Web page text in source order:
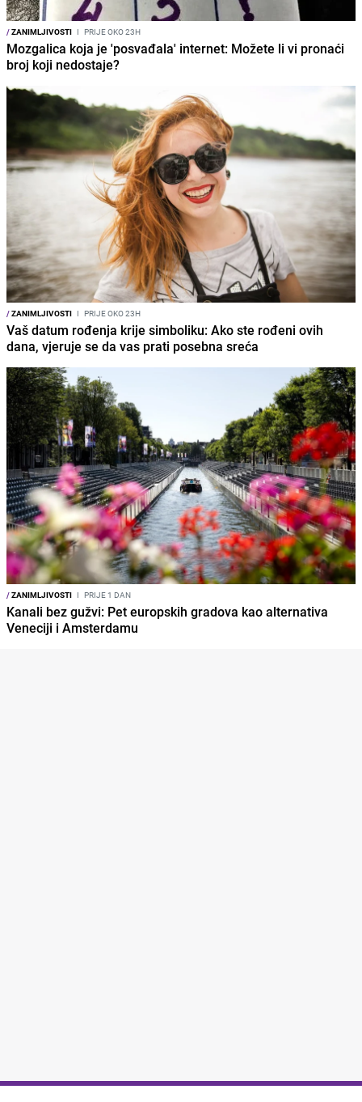
/ZANIMLJIVOSTI I PRIJE OKO 23H
Mozgalica koja je 'posvađala' internet: Možete li vi pronaći
broj koji nedostaje?
/ZANIMLJIVOSTI I PRIJE OKO 23H
Vaš datum rođenja krije simboliku: Ako ste rođeni ovih
dana, vjeruje se da vas prati posebna sreća
/ZANIMLJIVOSTI I PRIJE 1 DAN
Kanali bez gužvi: Pet europskih gradova kao alternativa
Veneciji i Amsterdamu